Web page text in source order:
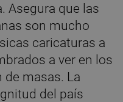
Asegura que las
son mucho
caricaturas a
a ver en los
masas. La
del país